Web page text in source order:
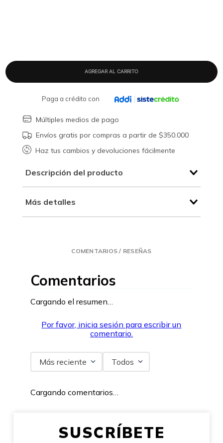
Paga a crédito con
Múltiples medios de pago
Envíos gratis por compras a partir de $350.000
Haz tus cambios y devoluciones fácilmente
Descripción del producto
Más detalles
COMENTARIOS / RESEÑAS
Comentarios
Cargando el resumen…
Por favor, inicia sesión para escribir un
comentario.
Más reciente Todos
Cargando comentarios…
SUSCRÍBETE